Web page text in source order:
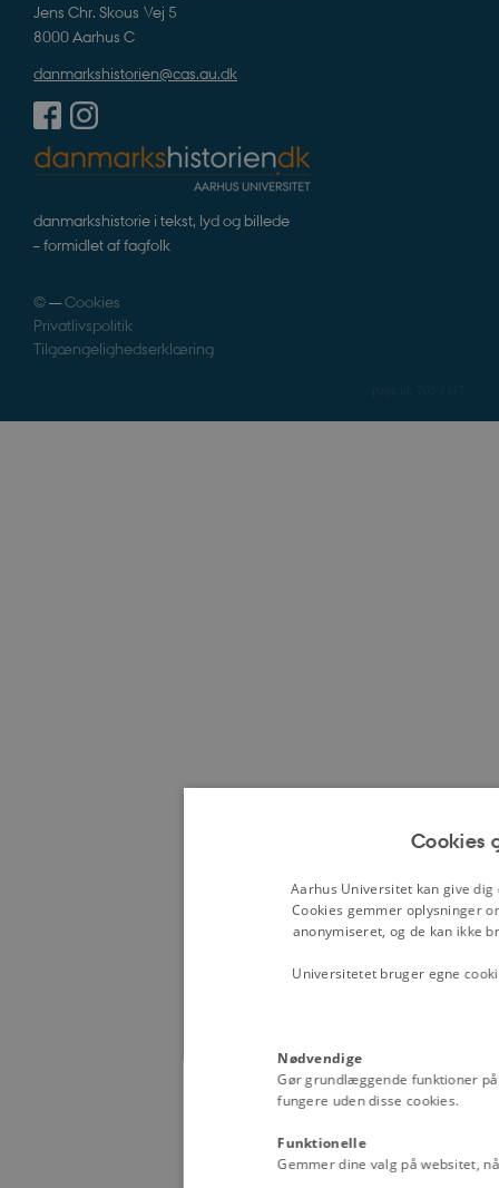
Jens Chr. Skous Vej 5
8000 Aarhus C
danmarkshistorien@cas.au.dk
danmarkshistorie i tekst, lyd og billede
– formidlet af fagfolk
©—Cookies
Privatlivspolitik
Tilgængelighedserklæring
Cookies
Aarhus Universitet kan give
Cookies gemmer oplysninger
anonymiseret, og de kan ikke
Universitetet bruger egne
Nødvendige
Gør grundlæggende funktioner
fungere uden disse cookies.
Funktionelle
Gemmer dine valg på websitet,